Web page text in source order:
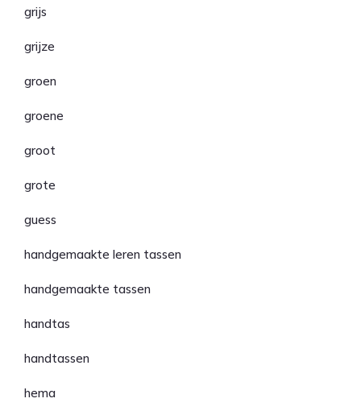
grijs
grijze
groen
groene
groot
grote
guess
handgemaakte leren tassen
handgemaakte tassen
handtas
handtassen
hema